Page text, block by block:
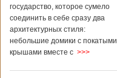
государство, которое сумело
соединить в себе сразу два
архитектурных стиля:
небольшие домики с покатыми
крышами вместе с >>>